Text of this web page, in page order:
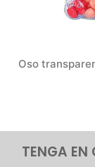
Oso
TENGA EN